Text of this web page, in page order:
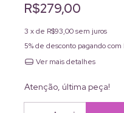
R$279,00
3 x de R$93,00sem juros
5% de desconto pagando com
Ver mais detalhes
Atenção, última peça!